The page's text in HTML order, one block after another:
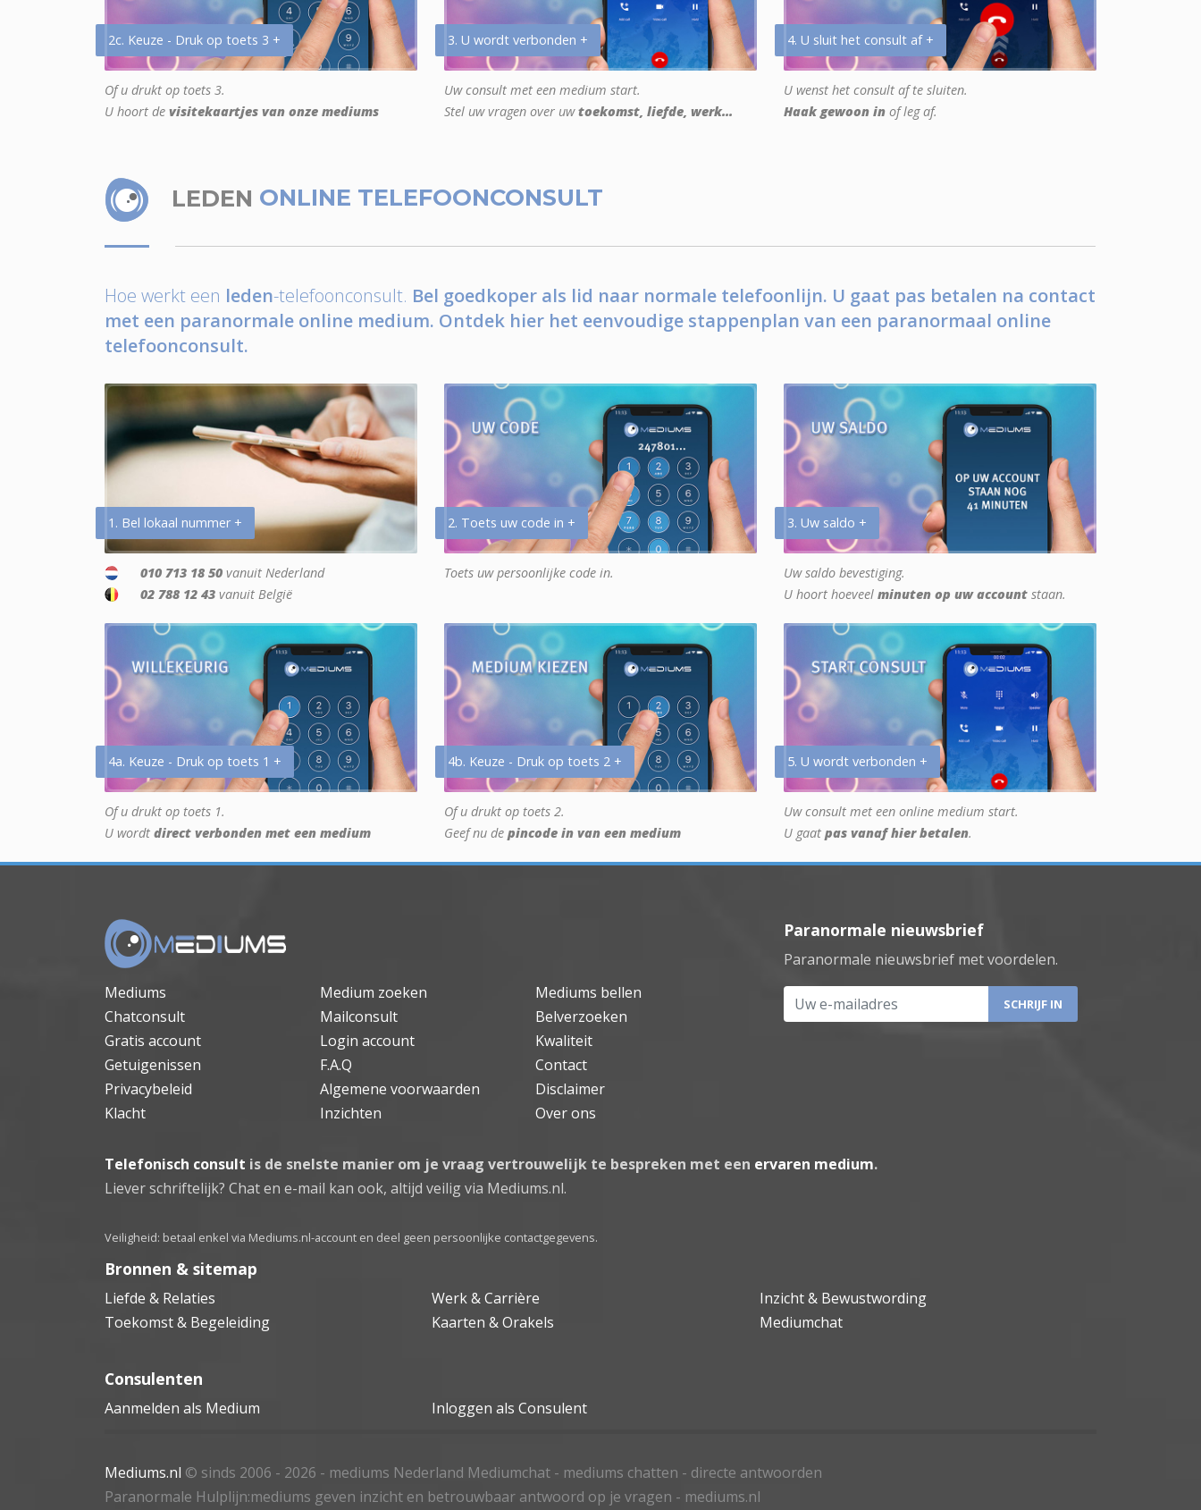
2c. Keuze - Druk op toets 3 +
Of u drukt op toets 3.
U hoort de visitekaartjes van onze mediums
3. U wordt verbonden +
Uw consult met een medium start.
Stel uw vragen over uwtoekomst, liefde, werk...
4. U sluit het consult af +
U wenst het consult af te sluiten.
Haak gewoon in of leg af.
LEDEN ONLINE TELEFOONCONSULT
Hoe werkt een leden-telefoonconsult. Bel goedkoper als lid naar normale telefoonlijn. U gaat pas betalen na contact
met een paranormale online medium. Ontdek hier het eenvoudige stappenplan van een paranormaal online
telefoonconsult.
1. Bel lokaal nummer +
010 713 18 50 vanuit Nederland
02 788 12 43 vanuit België
2. Toets uw code in +
Toets uw persoonlijke code in.
3. Uw saldo +
Uw saldo bevestiging.
U hoort hoeveel minuten op uw account staan.
4a. Keuze - Druk op toets 1 +
Of u drukt op toets 1.
U wordt direct verbonden met een medium
4b. Keuze - Druk op toets 2 +
Of u drukt op toets 2.
Geef nu de pincode in van een medium
5. U wordt verbonden +
Uw consult met een online medium start.
U gaat pas vanaf hier betalen.
Mediums Medium zoeken
Mediums bellen
Chatconsult
Mailconsult
Belverzoeken
Gratis account
Login account
Kwaliteit
Getuigenissen
F.A.Q
Contact
Privacybeleid
Algemene voorwaarden
Disclaimer
Klacht
Inzichten Over ons
Paranormale nieuwsbrief
Paranormale nieuwsbrief met voordelen.
Uw e-mailadres
Telefonisch consult is de snelste manier om je vraag vertrouwelijk te bespreken met een ervaren medium.
Liever schriftelijk? Chat en e-mail kan ook, altijd veilig via Mediums.nl.
Veiligheid: betaal enkel via Mediums.nl-account en deel geen persoonlijke contactgegevens.
Bronnen & sitemap
Liefde & Relaties Werk & Carrière
Inzicht & Bewustwording
Toekomst & Begeleiding
Kaarten & Orakels Mediumchat
Consulenten
Aanmelden als Medium Inloggen als Consulent
Mediums.nl © sinds 2006 - 2026 - mediums Nederland Mediumchat - mediums chatten - directe antwoorden
Paranormale Hulplijn:mediums geven inzicht en betrouwbaar antwoord op je vragen - mediums.nl